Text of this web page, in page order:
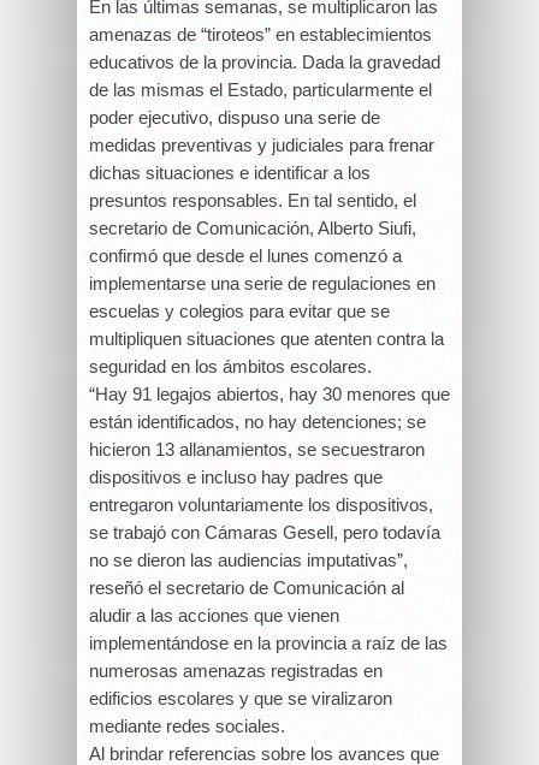
En las últimas semanas, se multiplicaron las
amenazas de “tiroteos” en establecimientos
educativos de la provincia. Dada la gravedad
de las mismas el Estado, particularmente el
poder ejecutivo, dispuso una serie de
medidas preventivas y judiciales para frenar
dichas situaciones e identificar a los
presuntos responsables. En tal sentido, el
secretario de Comunicación, Alberto Siufi,
confirmó que desde el lunes comenzó a
implementarse una serie de regulaciones en
escuelas y colegios para evitar que se
multipliquen situaciones que atenten contra la
seguridad en los ámbitos escolares.
“Hay 91 legajos abiertos, hay 30 menores que
están identificados, no hay detenciones; se
hicieron 13 allanamientos, se secuestraron
dispositivos e incluso hay padres que
entregaron voluntariamente los dispositivos,
se trabajó con Cámaras Gesell, pero todavía
no se dieron las audiencias imputativas”,
reseñó el secretario de Comunicación al
aludir a las acciones que vienen
implementándose en la provincia a raíz de las
numerosas amenazas registradas en
edificios escolares y que se viralizaron
mediante redes sociales.
Al brindar referencias sobre los avances que